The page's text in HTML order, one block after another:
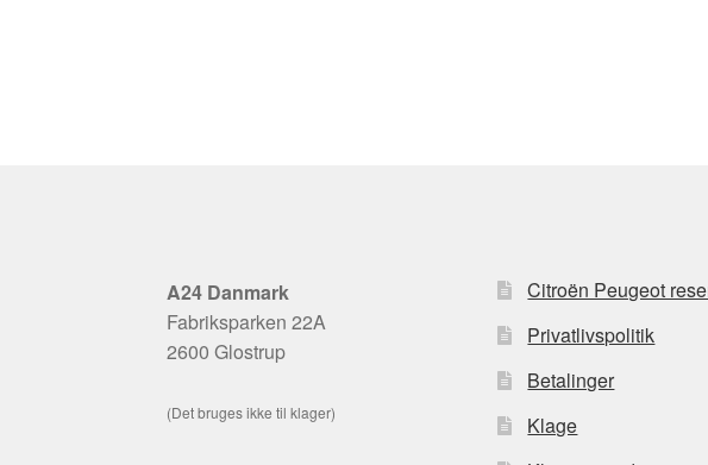
A24 Danmark
Fabriksparken 22A
2600 Glostrup
(Det bruges ikke til klager)
Citroën Peugeot
Privatlivspolitik
Betalinger
Klage